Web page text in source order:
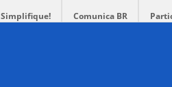
Simplifique! Comunica BR